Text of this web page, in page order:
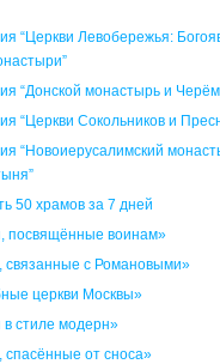
“Церкви Левобережья:
“Донской монастырь и
“Церкви Сокольников и
“Новоиерусалимский
50 храмов за 7 дней
посвящённые воинам»
связанные с Романовыми»
церкви Москвы»
в стиле модерн»
от сноса»